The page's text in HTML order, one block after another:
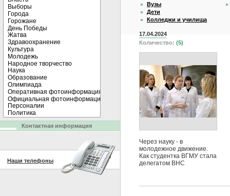
Вузы
Дети
Колледжи и училища
17.04.2024
Количество: (5)
Через науку - в
молодежное движение.
Как студентка ВГМУ стала
делегатом ВНС
Контактная информация
Наши телефоны